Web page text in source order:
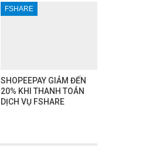
FSHARE
SHOPEEPAY GIẢM ĐẾN
20% KHI THANH TOÁN
DỊCH VỤ FSHARE